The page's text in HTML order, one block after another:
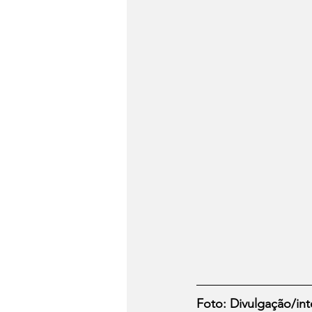
Foto: Divulgação/